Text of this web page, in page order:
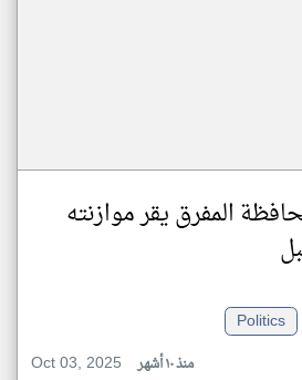
المفرق يقر موازنته
Politics
Oct 03, 2025
منذ ١٠ أشهر